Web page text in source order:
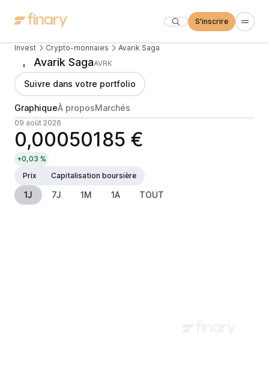
S'inscrire
Invest Crypto-monnaies Avarik Saga
Avarik SagaAVRK
Suivre dans votre portfolio
GraphiqueÀ proposMarchés
09 août 2026
0,00050185 €
+0,03 %
Prix
Capitalisation boursière
1J 7J 1M 1A TOUT